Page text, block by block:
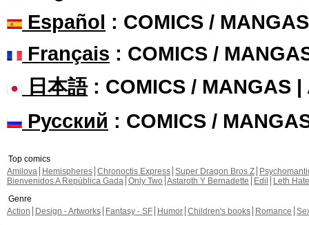
Español : COMICS /
Français : COMICS /
日本語: COMICS / MANGAS |
Русский : COMICS /
Top comics
Amilova
Hemispheres Chronoctis Express Super Dragon Bros Z
Bienvenidos A República Gada Only Two Astaroth Y Bernadette Edil
Leth Hate
Genre
Action
Design - Artworks Fantasy - SF Humor Children's books Romance